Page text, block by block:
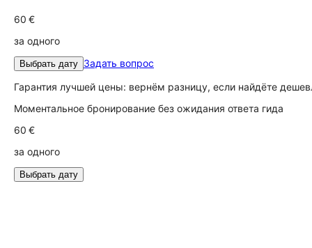
60 €
за одного
Выбрать дату Задать вопрос
Гарантия лучшей цены: вернём разницу, если найдёте
Моментальное бронирование без ожидания ответа гида
60 €
за одного
Выбрать дату